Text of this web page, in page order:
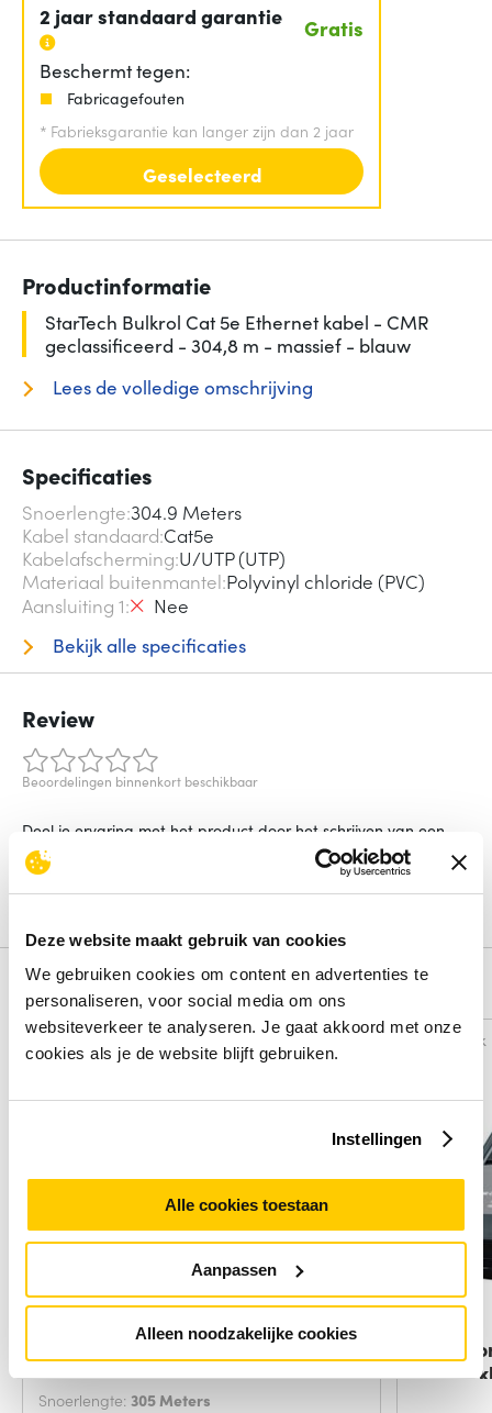
Deze website maakt gebruik van cookies
We gebruiken cookies om content en advertenties te
personaliseren, voor social media om ons
websiteverkeer te analyseren. Je gaat akkoord met onze
cookies als je de website blijft gebruiken.
Instellingen
Alle cookies toestaan
Aanpassen
Alleen noodzakelijke cookies
2 jaar standaard garantie Gratis
Beschermt tegen:
Fabricagefouten
* Fabrieksgarantie kan langer zijn dan 2 jaar
Geselecteerd
Productinformatie
StarTech Bulkrol Cat 5e Ethernet kabel - CMR
geclassificeerd - 304,8 m - massief - blauw
Lees de volledige omschrijving
Specificaties
Snoerlengte 304.9 Meters
Kabel standaard Cat5e
Kabelafscherming U/UTP (UTP)
Materiaal buitenmantel Polyvinyl chloride (PVC)
Aansluiting 1
Nee
Bekijk alle specificaties
Review
Beoordelingen binnenkort beschikbaar
Deel je ervaring met het product door het schrijven van een
review.
Schrijf een review
Alternatieven
Vergelijk
ACT CAT5E U/UTP PVC massief
grijs 305 m
Snoerlengte: 305 Meters
Vergelijk